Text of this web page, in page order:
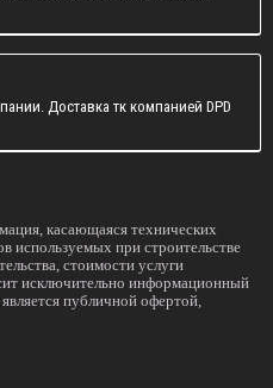
Доставка тк компанией DPD
касающаяся технических
используемых при строительстве
стоимости услуги
исключительно информационный
публичной офертой,